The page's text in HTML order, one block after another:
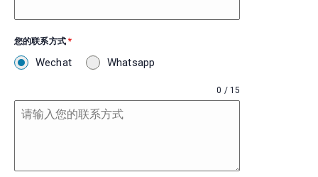
您的联系方式*
Wechat Whatsapp
0 / 15